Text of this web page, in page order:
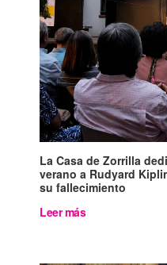
La Casa de Zorrilla
verano a Rudyard
su fallecimiento
Leer más